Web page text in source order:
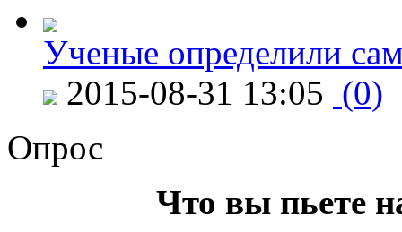
Ученые определили
2015-08-31 13:05 (0)
Опрос
Что вы пьете